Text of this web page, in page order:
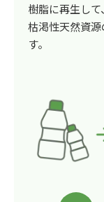
樹脂に再生し
枯渇性天然資源
す。